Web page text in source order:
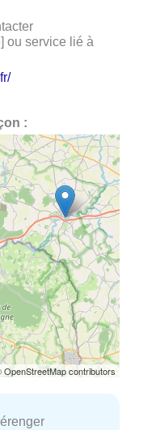
ou service lié à
:
contributors